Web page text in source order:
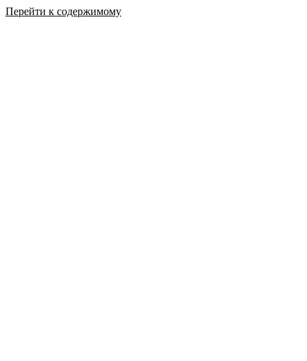
Перейти к содержимому